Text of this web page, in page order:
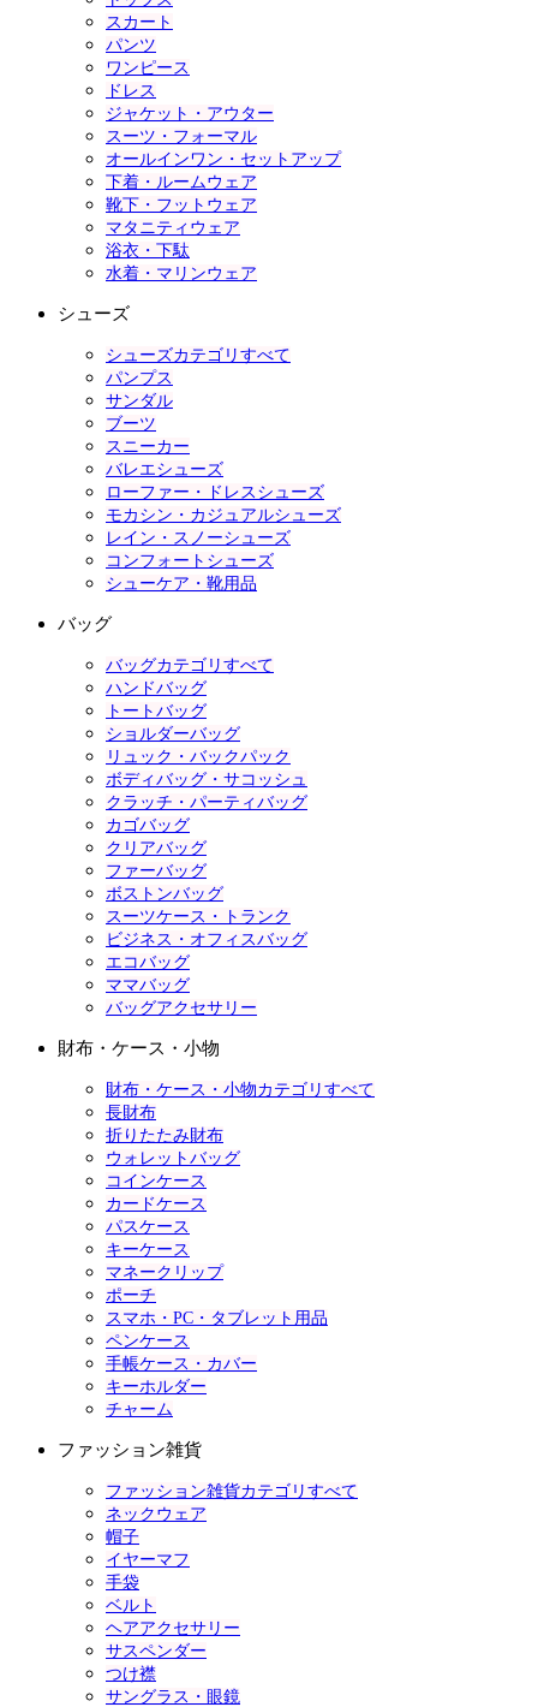
スカート
パンツ
ワンピース
ドレス
ジャケット・アウター
スーツ・フォーマル
オールインワン・セットアップ
下着・ルームウェア
靴下・フットウェア
マタニティウェア
浴衣・下駄
水着・マリンウェア
シューズ
シューズカテゴリすべて
パンプス
サンダル
ブーツ
スニーカー
バレエシューズ
ローファー・ドレスシューズ
モカシン・カジュアルシューズ
レイン・スノーシューズ
コンフォートシューズ
シューケア・靴用品
バッグ
バッグカテゴリすべて
ハンドバッグ
トートバッグ
ショルダーバッグ
リュック・バックパック
ボディバッグ・サコッシュ
クラッチ・パーティバッグ
カゴバッグ
クリアバッグ
ファーバッグ
ボストンバッグ
スーツケース・トランク
ビジネス・オフィスバッグ
エコバッグ
ママバッグ
バッグアクセサリー
財布・ケース・小物
財布・ケース・小物カテゴリすべて
長財布
折りたたみ財布
ウォレットバッグ
コインケース
カードケース
パスケース
キーケース
マネークリップ
ポーチ
スマホ・PC・タブレット用品
ペンケース
手帳ケース・カバー
キーホルダー
チャーム
ファッション雑貨
ファッション雑貨カテゴリすべて
ネックウェア
帽子
イヤーマフ
手袋
ベルト
ヘアアクセサリー
サスペンダー
つけ襟
サングラス・眼鏡